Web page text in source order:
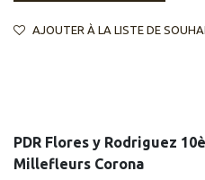
AJOUTER À LA LISTE DE
PDR Flores y Rodriguez
Millefleurs Corona